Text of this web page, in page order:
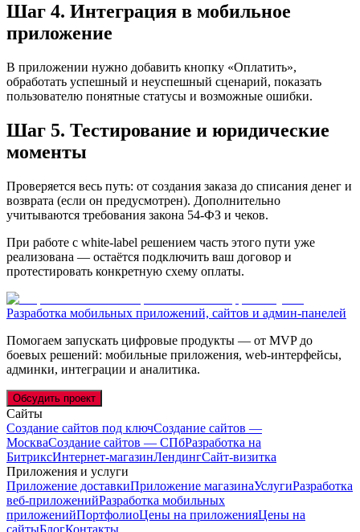
Шаг 4. Интеграция в мобильное
приложение
В приложении нужно добавить кнопку «Оплатить»,
обработать успешный и неуспешный сценарий, показать
пользователю понятные статусы и возможные ошибки.
Шаг 5. Тестирование и юридические
моменты
Проверяется весь путь: от создания заказа до списания денег и
возврата (если он предусмотрен). Дополнительно
учитываются требования закона 54-ФЗ и чеков.
При работе с white-label решением часть этого пути уже
реализована — остаётся подключить ваш договор и
протестировать конкретную схему оплаты.
Разработка мобильных приложений, сайтов и админ-панелей
Помогаем запускать цифровые продукты — от MVP до
боевых решений: мобильные приложения, web-интерфейсы,
админки, интеграции и аналитика.
Обсудить проект
Сайты
Создание сайтов под ключСоздание сайтов —
МоскваСоздание сайтов — СПбРазработка на
БитриксИнтернет-магазинЛендингСайт-визитка
Приложения и услуги
Приложение доставкиПриложение магазинаУслугиРазработка
веб-приложенийРазработка мобильных
приложенийПортфолиоЦены на приложенияЦены на
сайтыБлогКонтакты